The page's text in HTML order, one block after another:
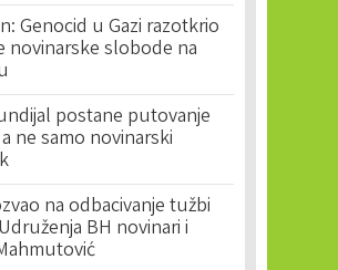
Genocid u Gazi razotkrio
novinarske slobode na
postane putovanje
ne samo novinarski
na odbacivanje tužbi
BH novinari i